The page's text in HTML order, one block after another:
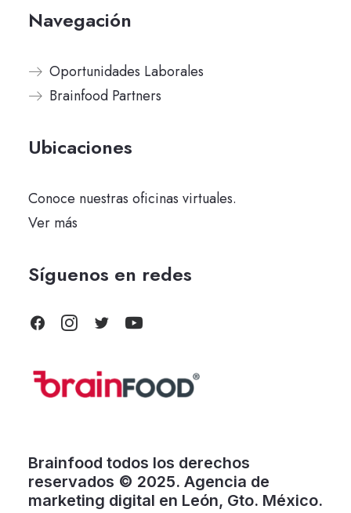
Brainfood todos los derechos
reservados © 2025. Agencia de
marketing digital en León, Gto. México.
Navegación
Oportunidades Laborales
Brainfood Partners
Ubicaciones
Conoce nuestras oficinas virtuales.
Ver más
Síguenos en redes